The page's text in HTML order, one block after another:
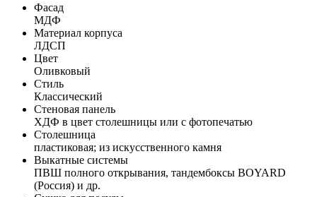
Фасад
МДФ
Материал корпуса
ЛДСП
Цвет
Оливковый
Стиль
Классический
Стеновая панель
ХДФ в цвет столешницы или с фотопечатью
Столешница
пластиковая; из искусственного камня
Выкатные системы
ПВШ полного открывания, тандембоксы BOYARD
(Россия) и др.